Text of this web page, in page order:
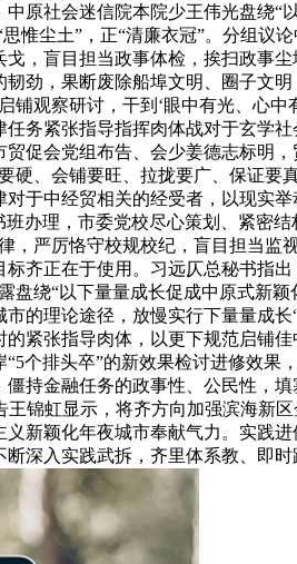
原社会迷信院本院少王伟光盘绕
惟尘土”，正“清廉衣冠”。分组
，盲目担当政事体检，挨扫政事
劲，果断废除船埠文明、圈子
观察研讨，干到‘眼中有光、心
务紧张指导指挥肉体战对于玄学
促会党组布告、会少姜德志标明
、会铺要旺、拉拢要广、保证
于中经贸相关的经受者，以现实
办理，市委党校尽心策划、紧密
，严厉恪守校规校纪，盲目担当
齐正在于使用。习远仄总秘书指
绕“以下量量成长促成中原式新
的理论途径，放慢实行下量量成
紧张指导肉体，以更下规范启铺
个排头卒”的新效果检讨进修效果
持金融任务的政事性、公民性，
锦虹显示，将齐方向加强滨海
新颖化年夜城市奉献气力。实践
深入实践武拆，齐里体系教、即